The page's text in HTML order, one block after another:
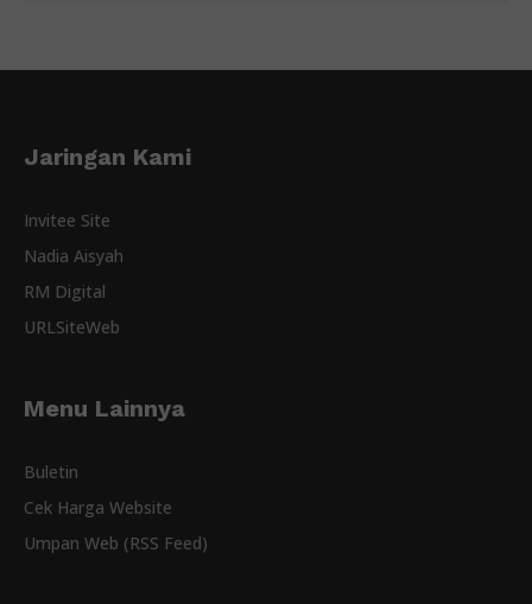
Jaringan Kami
Invitee Site
Nadia Aisyah
RM Digital
URLSiteWeb
Menu Lainnya
Buletin
Cek Harga Website
Umpan Web (RSS Feed)